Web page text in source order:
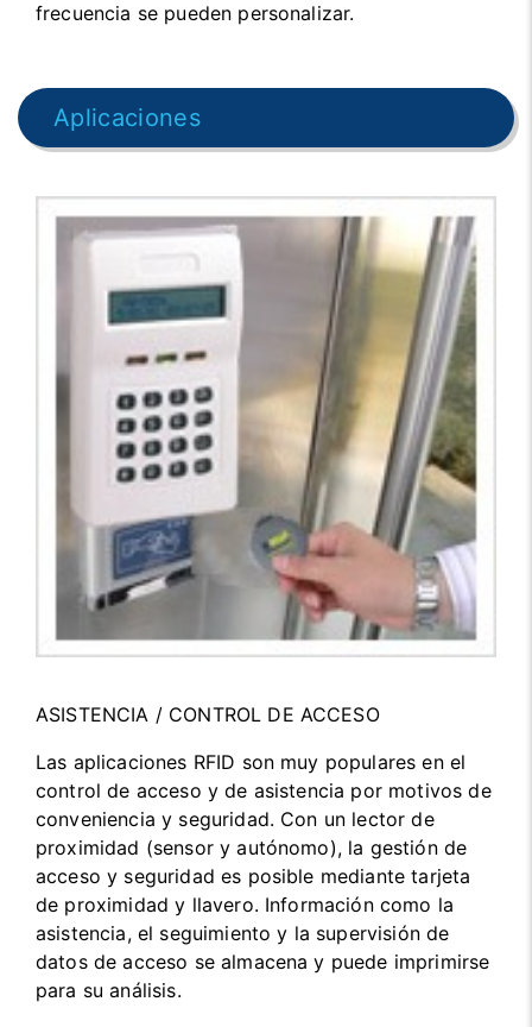
frecuencia se pueden personalizar.
Aplicaciones
ASISTENCIA / CONTROL DE ACCESO
Las aplicaciones RFID son muy populares en el
control de acceso y de asistencia por motivos de
conveniencia y seguridad. Con un lector de
proximidad (sensor y autónomo), la gestión de
acceso y seguridad es posible mediante tarjeta
de proximidad y llavero. Información como la
asistencia, el seguimiento y la supervisión de
datos de acceso se almacena y puede imprimirse
para su análisis.